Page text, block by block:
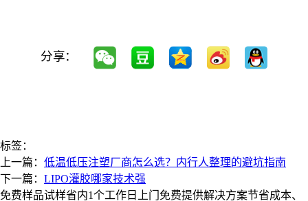
分享：
标签：
上一篇： 低温低压注塑厂商怎么选？内行人整理的避坑指南
下一篇： LIPO灌胶哪家技术强
免费样品试样省内1个工作日上门 免费提供解决方案节省成本、